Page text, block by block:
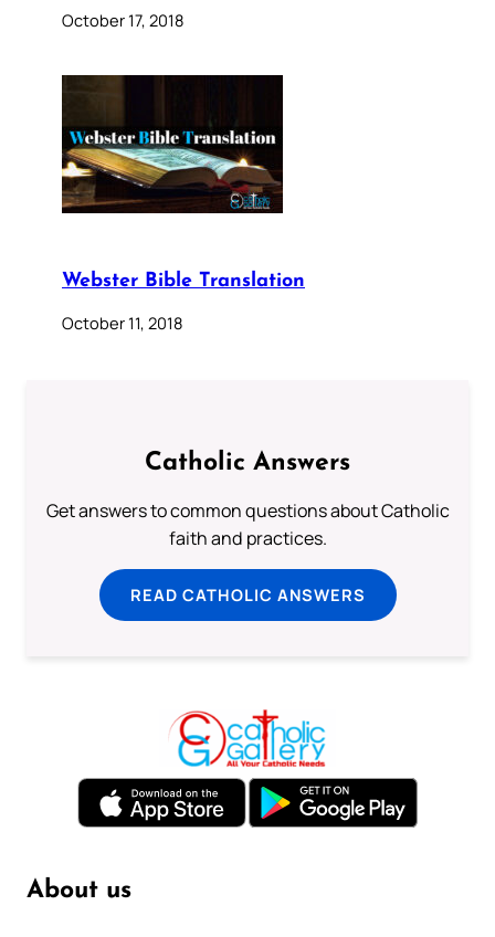
October 17, 2018
Webster Bible Translation
October 11, 2018
Catholic Answers
Get answers to common questions about Catholic
faith and practices.
READ CATHOLIC ANSWERS
About us